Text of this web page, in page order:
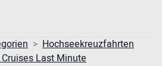
Hochseekreuzfahrten
Cruises Last Minute